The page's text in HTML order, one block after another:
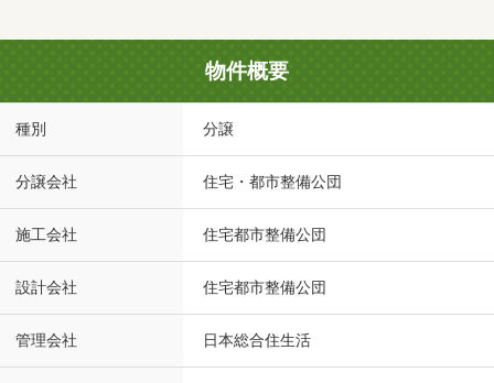
物件概要
種別 分譲
分譲会社 住宅・都市整備公団
施工会社 住宅都市整備公団
設計会社 住宅都市整備公団
管理会社 日本総合住生活